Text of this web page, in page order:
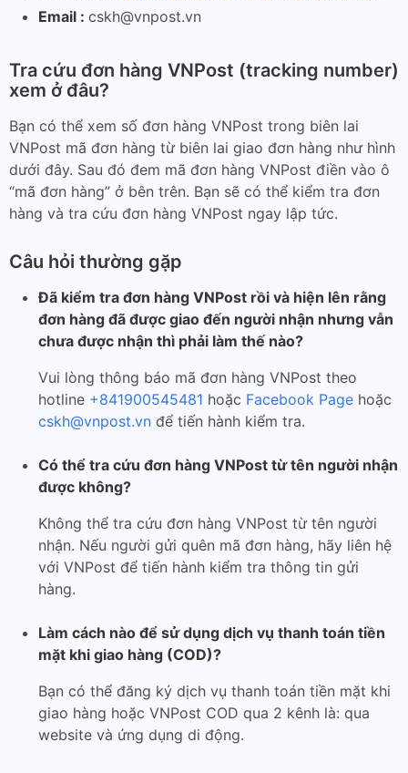
Email : cskh@vnpost.vn
Tra cứu đơn hàng VNPost (tracking number)
xem ở đâu?
Bạn có thể xem số đơn hàng VNPost trong biên lai
VNPost mã đơn hàng từ biên lai giao đơn hàng như hình
dưới đây. Sau đó đem mã đơn hàng VNPost điền vào ô
“mã đơn hàng” ở bên trên. Bạn sẽ có thể kiểm tra đơn
hàng và tra cứu đơn hàng VNPost ngay lập tức.
Câu hỏi thường gặp
Đã kiểm tra đơn hàng VNPost rồi và hiện lên rằng
đơn hàng đã được giao đến người nhận nhưng vẫn
chưa được nhận thì phải làm thế nào?
Vui lòng thông báo mã đơn hàng VNPost theo
hotline +841900545481 hoặc Facebook Page hoặc
cskh@vnpost.vn để tiến hành kiểm tra.
Có thể tra cứu đơn hàng VNPost từ tên người nhận
được không?
Không thể tra cứu đơn hàng VNPost từ tên người
nhận. Nếu người gửi quên mã đơn hàng, hãy liên hệ
với VNPost để tiến hành kiểm tra thông tin gửi
hàng.
Làm cách nào để sử dụng dịch vụ thanh toán tiền
mặt khi giao hàng (COD)?
Bạn có thể đăng ký dịch vụ thanh toán tiền mặt khi
giao hàng hoặc VNPost COD qua 2 kênh là: qua
website và ứng dụng di động.